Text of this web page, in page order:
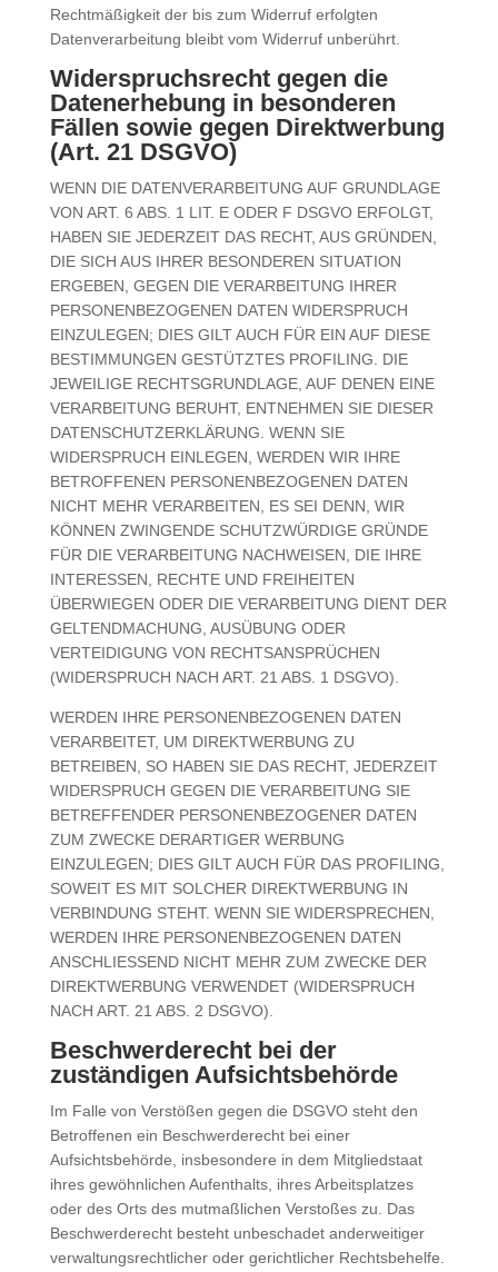
Rechtmäßigkeit der bis zum Widerruf erfolgten
Datenverarbeitung bleibt vom Widerruf unberührt.
Widerspruchsrecht gegen die
Datenerhebung in besonderen
Fällen sowie gegen Direktwerbung
(Art. 21 DSGVO)
WENN DIE DATENVERARBEITUNG AUF GRUNDLAGE
VON ART. 6 ABS. 1 LIT. E ODER F DSGVO ERFOLGT,
HABEN SIE JEDERZEIT DAS RECHT, AUS GRÜNDEN,
DIE SICH AUS IHRER BESONDEREN SITUATION
ERGEBEN, GEGEN DIE VERARBEITUNG IHRER
PERSONENBEZOGENEN DATEN WIDERSPRUCH
EINZULEGEN; DIES GILT AUCH FÜR EIN AUF DIESE
BESTIMMUNGEN GESTÜTZTES PROFILING. DIE
JEWEILIGE RECHTSGRUNDLAGE, AUF DENEN EINE
VERARBEITUNG BERUHT, ENTNEHMEN SIE DIESER
DATENSCHUTZERKLÄRUNG. WENN SIE
WIDERSPRUCH EINLEGEN, WERDEN WIR IHRE
BETROFFENEN PERSONENBEZOGENEN DATEN
NICHT MEHR VERARBEITEN, ES SEI DENN, WIR
KÖNNEN ZWINGENDE SCHUTZWÜRDIGE GRÜNDE
FÜR DIE VERARBEITUNG NACHWEISEN, DIE IHRE
INTERESSEN, RECHTE UND FREIHEITEN
ÜBERWIEGEN ODER DIE VERARBEITUNG DIENT DER
GELTENDMACHUNG, AUSÜBUNG ODER
VERTEIDIGUNG VON RECHTSANSPRÜCHEN
(WIDERSPRUCH NACH ART. 21 ABS. 1 DSGVO).
WERDEN IHRE PERSONENBEZOGENEN DATEN
VERARBEITET, UM DIREKTWERBUNG ZU
BETREIBEN, SO HABEN SIE DAS RECHT, JEDERZEIT
WIDERSPRUCH GEGEN DIE VERARBEITUNG SIE
BETREFFENDER PERSONENBEZOGENER DATEN
ZUM ZWECKE DERARTIGER WERBUNG
EINZULEGEN; DIES GILT AUCH FÜR DAS PROFILING,
SOWEIT ES MIT SOLCHER DIREKTWERBUNG IN
VERBINDUNG STEHT. WENN SIE WIDERSPRECHEN,
WERDEN IHRE PERSONENBEZOGENEN DATEN
ANSCHLIESSEND NICHT MEHR ZUM ZWECKE DER
DIREKTWERBUNG VERWENDET (WIDERSPRUCH
NACH ART. 21 ABS. 2 DSGVO).
Beschwerderecht bei der
zuständigen Aufsichtsbehörde
Im Falle von Verstößen gegen die DSGVO steht den
Betroffenen ein Beschwerderecht bei einer
Aufsichtsbehörde, insbesondere in dem Mitgliedstaat
ihres gewöhnlichen Aufenthalts, ihres Arbeitsplatzes
oder des Orts des mutmaßlichen Verstoßes zu. Das
Beschwerderecht besteht unbeschadet anderweitiger
verwaltungsrechtlicher oder gerichtlicher Rechtsbehelfe.